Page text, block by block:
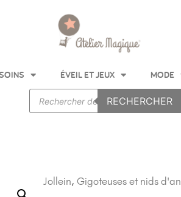
ÉVEIL ET JEUX MODE
RECHERCHER
Jollein, Gigoteuses et nids